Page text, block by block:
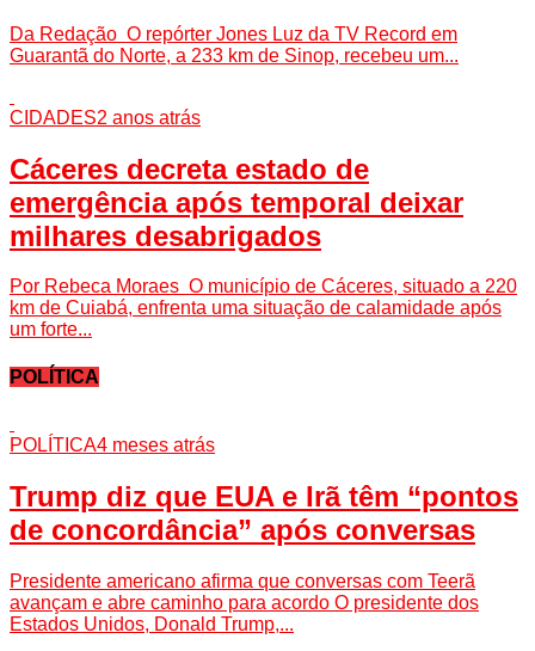
Da Redação O repórter Jones Luz da TV Record em
Guarantã do Norte, a 233 km de Sinop, recebeu um...
CIDADES2 anos atrás
Cáceres decreta estado de
emergência após temporal deixar
milhares desabrigados
Por Rebeca Moraes O município de Cáceres, situado a 220
km de Cuiabá, enfrenta uma situação de calamidade após
um forte...
POLÍTICA
POLÍTICA4 meses atrás
Trump diz que EUA e Irã têm “pontos
de concordância” após conversas
Presidente americano afirma que conversas com Teerã
avançam e abre caminho para acordo O presidente dos
Estados Unidos, Donald Trump,...